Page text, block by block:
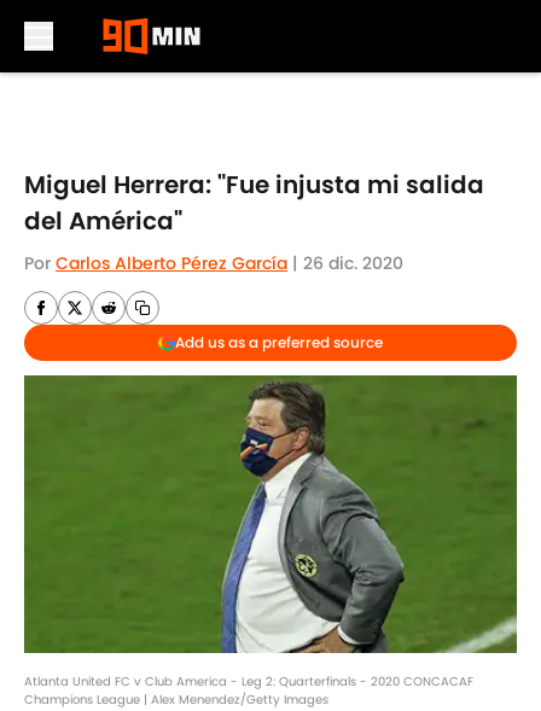
Miguel Herrera: "Fue injusta mi salida
del América"
Por Carlos Alberto Pérez García | 26 dic. 2020
Add us as a preferred source
Atlanta United FC v Club America - Leg 2: Quarterfinals - 2020 CONCACAF
Champions League | Alex Menendez/Getty Images